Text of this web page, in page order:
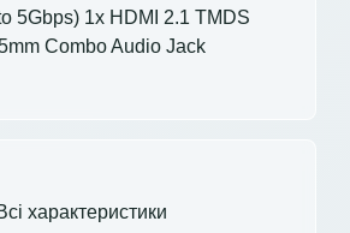
5Gbps) 1x HDMI 2.1 TMDS
Combo Audio Jack
характеристики